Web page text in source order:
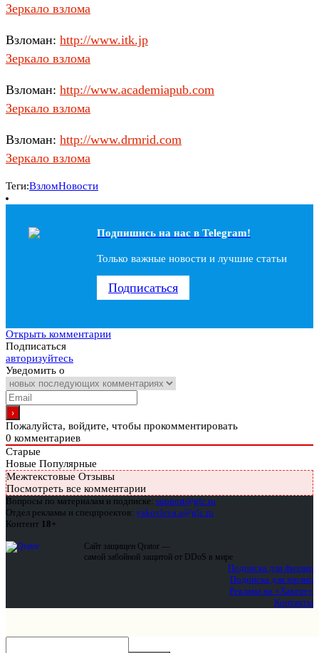
Зеркало взлома
Взломан: http://www.itk.jp
Зеркало взлома
Взломан: http://www.academiapub.com
Зеркало взлома
Взломан: http://www.drmrid.com
Зеркало взлома
Теги:ВзломНовости
Подпишись на наc в Telegram!
Только важные новости и лучшие статьи
Подписаться
Открыть комментарии
Подписаться
авторизуйтесь
Уведомить о
Пожалуйста, войдите, чтобы прокомментировать
0 комментариев
Старые
Новые Популярные
Межтекстовые Отзывы
Посмотреть все комментарии
Вопросы по материалам и подписке: support@glc.ru
Отдел рекламы и спецпроектов: yakovleva.a@glc.ru
Контент 18+
Сайт защищен Qrator —
самой забойной защитой от DDoS в мире
Подписка для физлиц
Подписка для юрлиц
Реклама на «Хакере»
Контакты